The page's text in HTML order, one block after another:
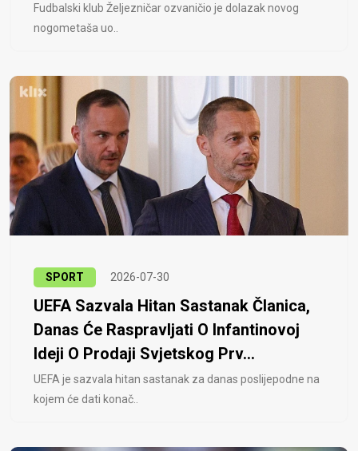
Fudbalski klub Željezničar ozvaničio je dolazak novog
nogometaša uo..
SPORT 2026-07-30
UEFA Sazvala Hitan Sastanak Članica,
Danas Će Raspravljati O Infantinovoj
Ideji O Prodaji Svjetskog Prv...
UEFA je sazvala hitan sastanak za danas poslijepodne na
kojem će dati konač..